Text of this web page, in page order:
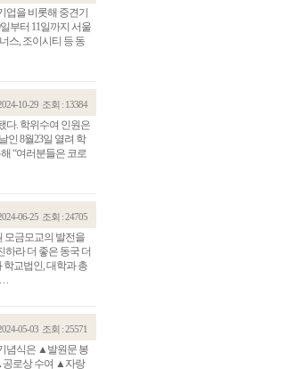
업을 비롯해 중견기
일부터 11일까지 서울
스, 조이시티 등 동
10-29 조회 : 13384
다. 학위수여 인원은
인 8월23일 열려 학
“여러분들은 코로
06-25 조회 : 24705
모금모교의 발전을
하라 더 좋은 동국 더
학교법인, 대학과 총
.
05-03 조회 : 25571
념식은 ▲발원문 봉
로상 수여 ▲자랑